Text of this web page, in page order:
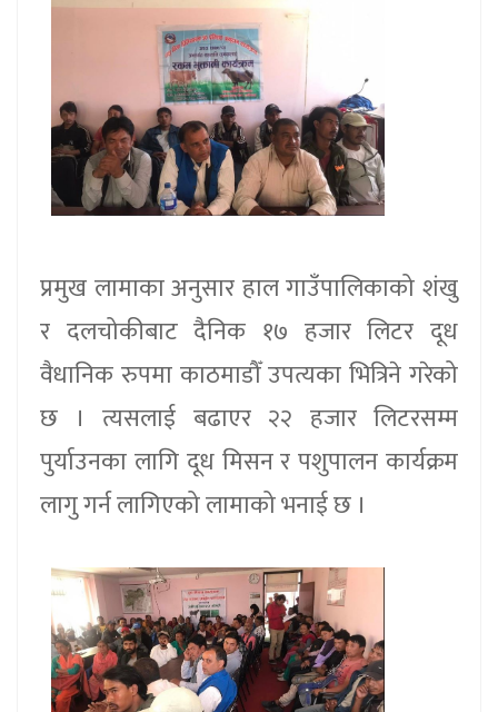
प्रमुख लामाका अनुसार हाल गाउँपालिकाको शंखु
र दलचोकीबाट दैनिक १७ हजार लिटर दूध
वैधानिक रुपमा काठमाडौँ उपत्यका भित्रिने गरेको
छ । त्यसलाई बढाएर २२ हजार लिटरसम्म
पुर्याउनका लागि दूध मिसन र पशुपालन कार्यक्रम
लागु गर्न लागिएको लामाको भनाई छ ।